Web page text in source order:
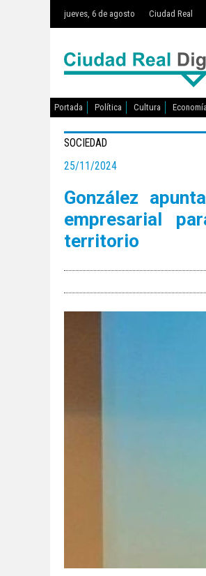
jueves, 6 de agosto Ciudad Real
Portada Política Cultura Economía
SOCIEDAD
25/11/2024
González
empresarial
territorio